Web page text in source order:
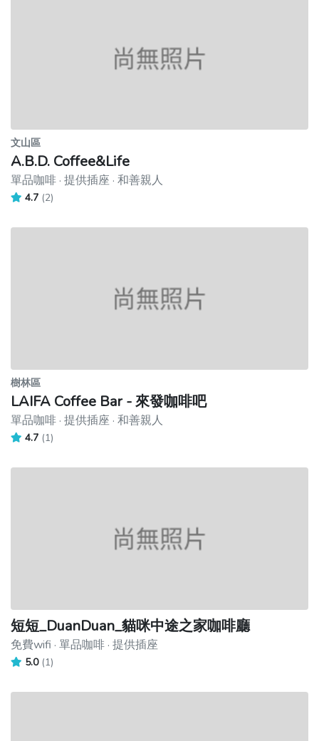
文山區
A.B.D. Coffee&Life
單品咖啡 · 提供插座 · 和善親人
4.7 (2)
樹林區
LAIFA Coffee Bar - 來發咖啡吧
單品咖啡 · 提供插座 · 和善親人
4.7 (1)
短短_DuanDuan_貓咪中途之家咖啡廳
免費wifi · 單品咖啡 · 提供插座
5.0 (1)